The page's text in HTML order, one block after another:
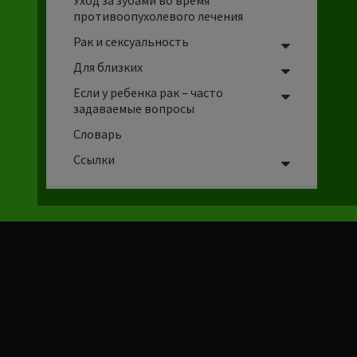
противоопухолевого лечения
Рак и сексуальность
Для близких
Если у ребенка рак – часто
задаваемые вопросы
Словарь
Ссылки